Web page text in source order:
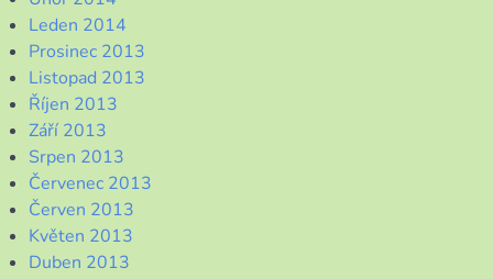
Leden 2014
Prosinec 2013
Listopad 2013
Říjen 2013
Září 2013
Srpen 2013
Červenec 2013
Červen 2013
Květen 2013
Duben 2013